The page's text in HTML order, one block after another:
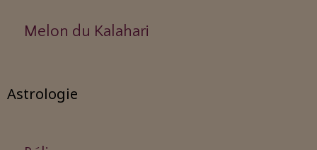
Melon du Kalahari
Astrologie